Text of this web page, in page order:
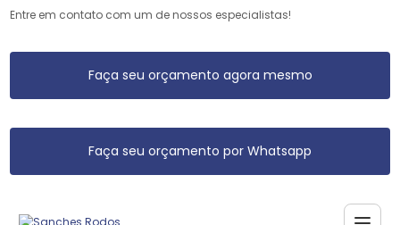
Entre em contato com um de nossos especialistas!
Faça seu orçamento agora mesmo
Faça seu orçamento por Whatsapp